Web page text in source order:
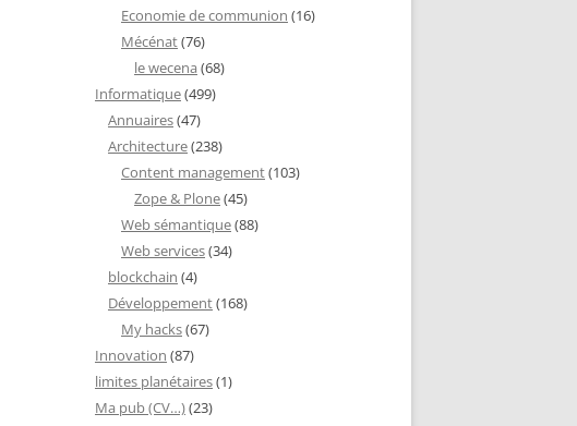
Economie de communion (16)
Mécénat(76)
le wecena (68)
Informatique(499)
Annuaires(47)
Architecture(238)
Content management(103)
Zope & Plone(45)
Web sémantique(88)
Web services(34)
blockchain (4)
Développement(168)
My hacks(67)
Innovation (87)
limites planétaires(1)
Ma pub (CV…)(23)